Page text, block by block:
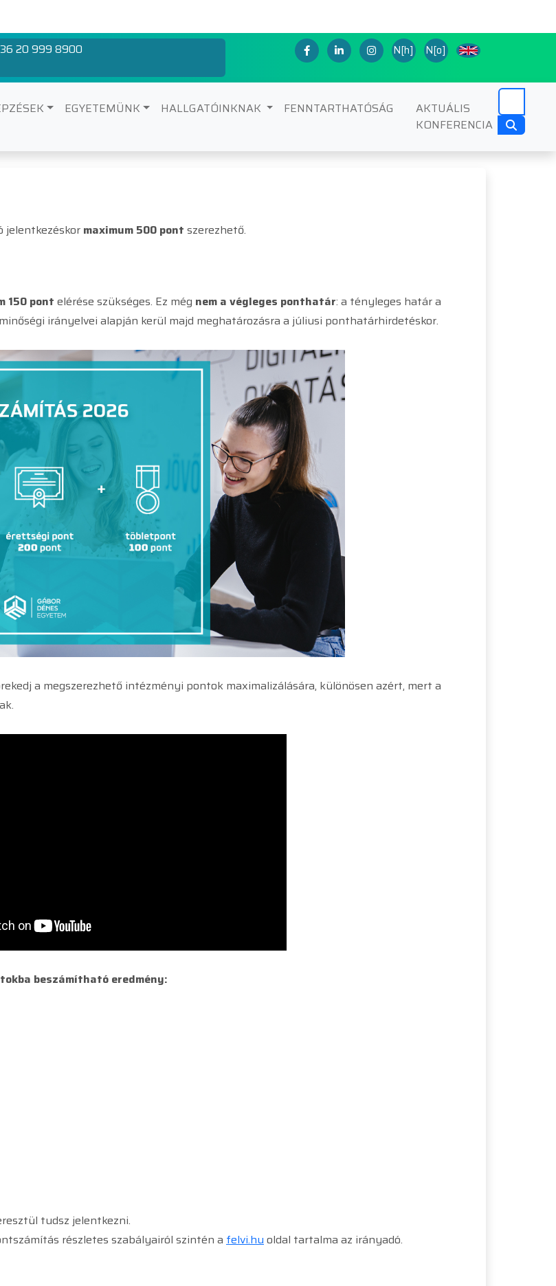
20 999 8900
N[h] N[o]
EGYETEMÜNK HALLGATÓINKNAK FENNTARTHATÓSÁG
AKTUÁLIS
KONFERENCIA
jelentkezéskor maximum 500 pont szerezhető.
150 pont elérése szükséges. Ez még nem a végleges ponthatár: a tényleges határ a
irányelvei alapján kerül majd meghatározásra a júliusi ponthatárhirdetéskor.
a megszerezhető intézményi pontok maximalizálására, különösen azért, mert a
beszámítható eredmény:
tudsz jelentkezni.
részletes szabályairól szintén a felvi.hu oldal tartalma az irányadó.